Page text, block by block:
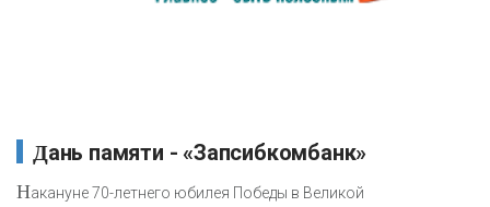
Дань памяти - «Запсибкомбанк»
Накануне 70-летнего юбилея Победы в Великой